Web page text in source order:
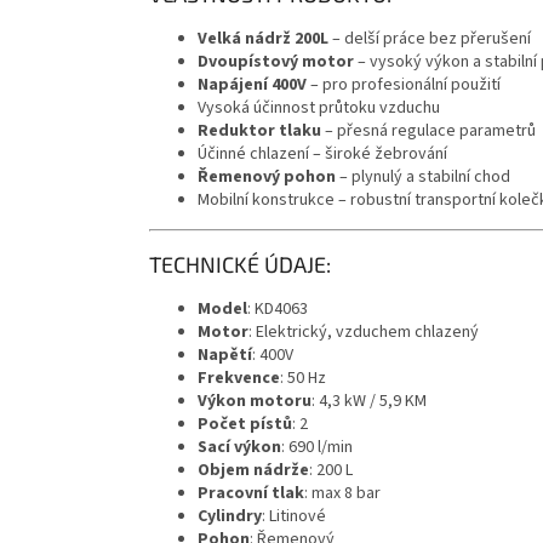
Velká nádrž 200L– delší práce bez přerušení
Dvoupístový motor– vysoký výkon a stabilní
Napájení 400V– pro profesionální použití
Vysoká účinnost průtoku vzduchu
Reduktor tlaku – přesná regulace parametrů
Účinné chlazení – široké žebrování
Řemenový pohon – plynulý a stabilní chod
Mobilní konstrukce – robustní transportní
TECHNICKÉ ÚDAJE:
Model: KD4063
Motor: Elektrický, vzduchem chlazený
Napětí: 400V
Frekvence: 50 Hz
Výkon motoru: 4,3 kW / 5,9 KM
Počet pístů: 2
Sací výkon: 690 l/min
Objem nádrže: 200 L
Pracovní tlak: max 8 bar
Cylindry: Litinové